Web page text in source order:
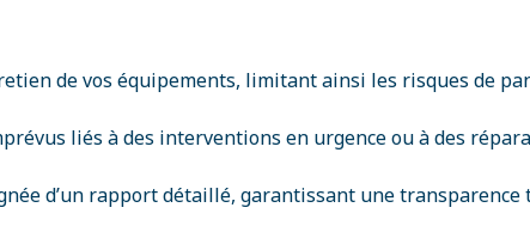
de vos équipements, limitant ainsi les risques de
liés à des interventions en urgence ou à des
d’un rapport détaillé, garantissant une